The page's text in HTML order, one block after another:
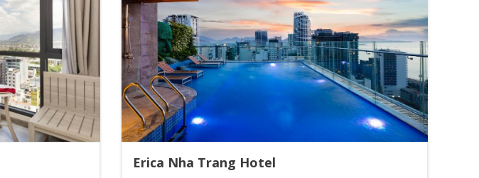
Erica Nha Trang Hotel